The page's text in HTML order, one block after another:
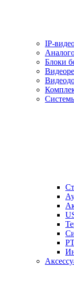
IP-
Блоки